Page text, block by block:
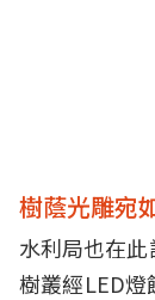
樹蔭光雕宛
水利局也在
樹叢經LED燈